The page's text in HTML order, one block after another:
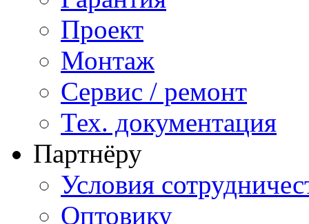
Проект
Монтаж
Сервис / ремонт
Тех. документация
Партнёру
Условия
Оптовику